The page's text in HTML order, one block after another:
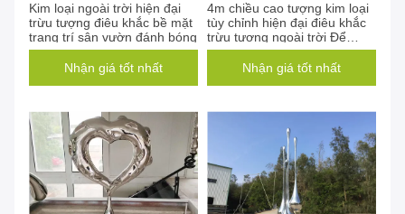
Kim loại ngoài trời hiện đại
trừu tượng điêu khắc bề mặt
trang trí sân vườn đánh bóng
Nhận giá tốt nhất
4m chiều cao tượng kim loại
tùy chỉnh hiện đại điêu khắc
trừu tượng ngoài trời Để
trang trí
Nhận giá tốt nhất